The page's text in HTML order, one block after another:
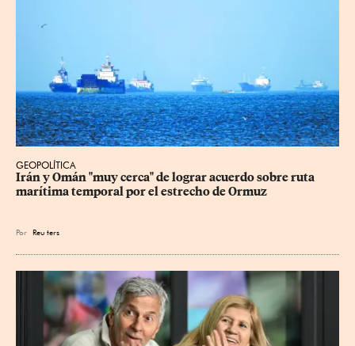
GEOPOLÍTICA
Irán y Omán "muy cerca" de lograr acuerdo sobre ruta
marítima temporal por el estrecho de Ormuz
Por Reu ters